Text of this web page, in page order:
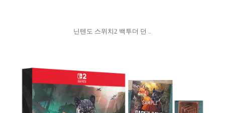
닌텐도 스위치2 백투더 던 ..